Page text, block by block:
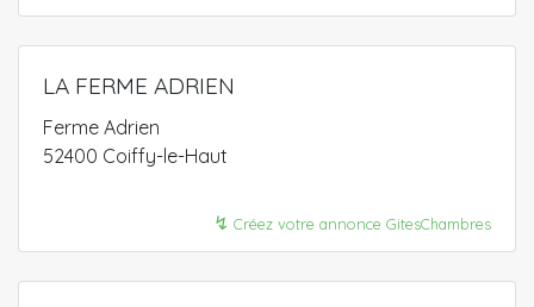
LA FERME ADRIEN
Ferme Adrien
52400 Coiffy-le-Haut
↯ Créez votre annonce GitesChambres